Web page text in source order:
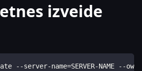
izveide
--server-name=SERVER-NAME --